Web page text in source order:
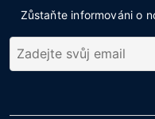
Zůstaňte informováni o